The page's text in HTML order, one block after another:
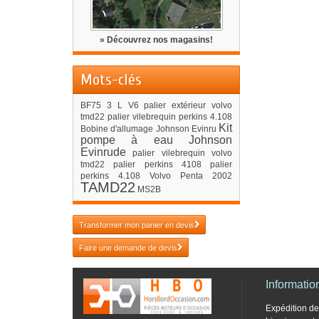
» Découvrez nos magasins!
Mots-clés
BF75 3 L V6 palier extérieur volvo
tmd22 palier vilebrequin perkins 4.108
Bobine d'allumage Johnson Evinru Kit
pompe à eau Johnson
Evinrude
palier vilebrequin volvo
tmd22
palier perkins 4108
palier
perkins 4.108
Volvo Penta 2002
TAMD22 MS2B
Transformer mon panier en devis
Faire une demande de devis
Expédition